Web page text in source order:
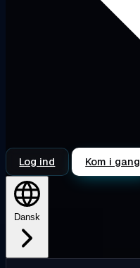
Log ind Kom i gang
Dansk